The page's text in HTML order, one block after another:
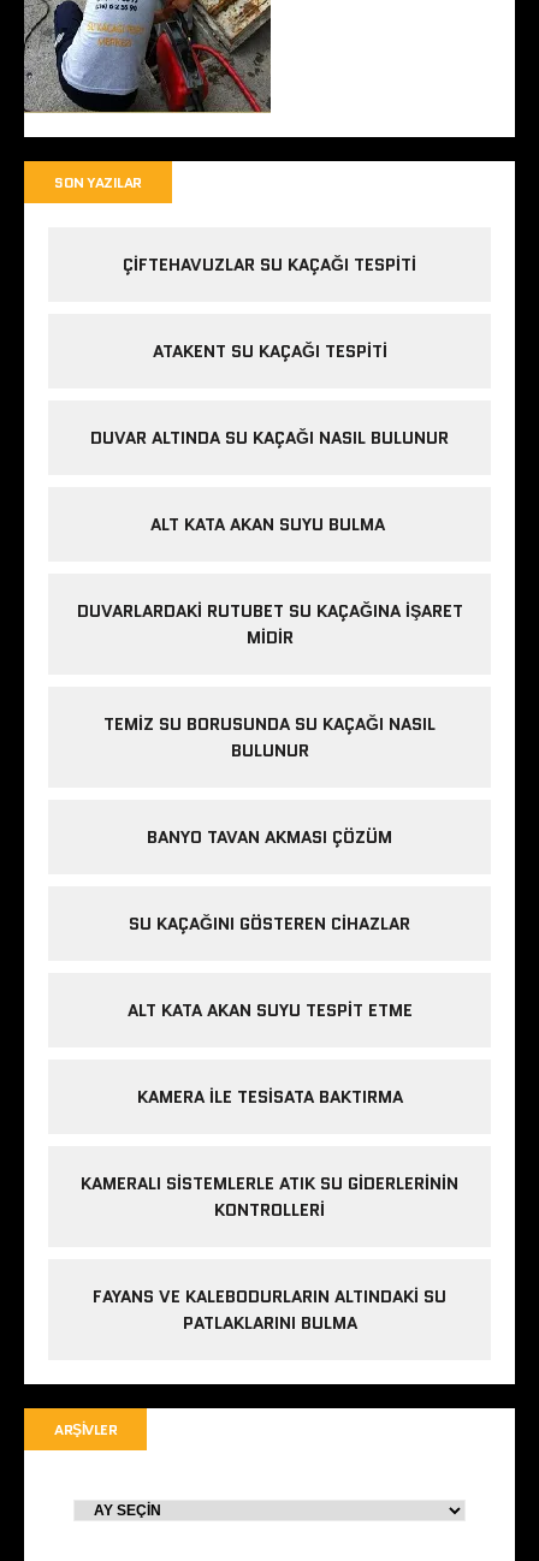
SON YAZILAR
ÇIFTEHAVUZLAR SU KAÇAĞI TESPITI
ATAKENT SU KAÇAĞI TESPITI
DUVAR ALTINDA SU KAÇAĞI NASIL BULUNUR
ALT KATA AKAN SUYU BULMA
DUVARLARDAKI RUTUBET SU KAÇAĞINA İŞARET
MIDIR
TEMIZ SU BORUSUNDA SU KAÇAĞI NASIL
BULUNUR
BANYO TAVAN AKMASI ÇÖZÜM
SU KAÇAĞINI GÖSTEREN CIHAZLAR
ALT KATA AKAN SUYU TESPIT ETME
KAMERA ILE TESISATA BAKTIRMA
KAMERALI SISTEMLERLE ATIK SU GIDERLERININ
KONTROLLERI
FAYANS VE KALEBODURLARIN ALTINDAKI SU
PATLAKLARINI BULMA
ARŞIVLER